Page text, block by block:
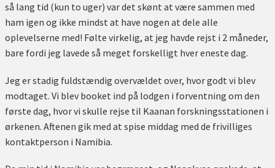
så lang tid (kun to uger) var det skønt at være sammen med
ham igen og ikke mindst at have nogen at dele alle
oplevelserne med! Følte virkelig, at jeg havde rejst i 2 måneder,
bare fordi jeg lavede så meget forskelligt hver eneste dag.
Jeg er stadig fuldstændig overvældet over, hvor godt vi blev
modtaget. Vi blev booket ind på lodgen i forventning om den
første dag, hvor vi skulle rejse til Kaanan forskningsstationen i
ørkenen. Aftenen gik med at spise middag med de frivilliges
kontaktperson i Namibia.